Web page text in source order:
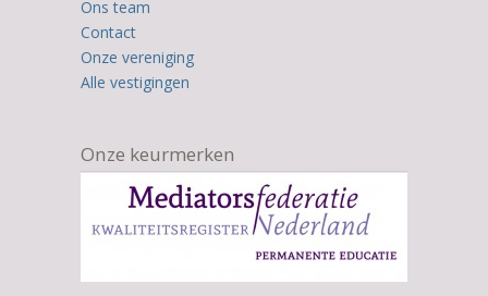
Ons team
Contact
Onze vereniging
Alle vestigingen
Onze keurmerken